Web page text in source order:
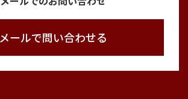
メールで問い合わせる